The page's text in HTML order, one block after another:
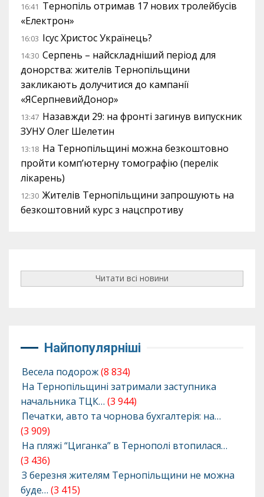
16:41 Тернопіль отримав 17 нових тролейбусів
«Електрон»
16:03 Ісус Христос Українець?
14:30 Серпень – найскладніший період для
донорства: жителів Тернопільщини
закликають долучитися до кампанії
«ЯСерпневийДонор»
13:47 Назавжди 29: на фронті загинув випускник
ЗУНУ Олег Шелетин
13:18 На Тернопільщині можна безкоштовно
пройти комп’ютерну томографію (перелік
лікарень)
12:30 Жителів Тернопільщини запрошують на
безкоштовний курс з нацспротиву
Читати всі новини
Найпопулярніші
Весела подорож(8 834)
На Тернопільщині затримали заступника
начальника ТЦК… (3 944)
Печатки, авто та чорнова бухгалтерія: на…
(3 909)
На пляжі “Циганка” в Тернополі втопилася…
(3 436)
З березня жителям Тернопільщини не можна
буде… (3 415)